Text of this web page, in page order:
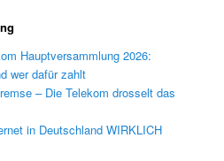
Hauptversammlung 2026:
wer dafür zahlt
– Die Telekom drosselt das
in Deutschland WIRKLICH